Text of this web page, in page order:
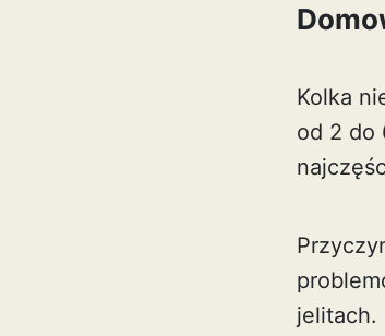
Kolka
od 2 do
jelitach.